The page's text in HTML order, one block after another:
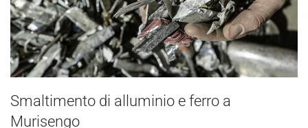
Smaltimento di alluminio e ferro a
Murisengo